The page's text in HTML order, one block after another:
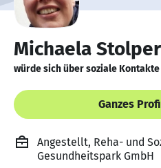
Michaela Stolper
würde sich über soziale
Ganzes
Angestellt, Reha- und
Gesundheitspark GmbH